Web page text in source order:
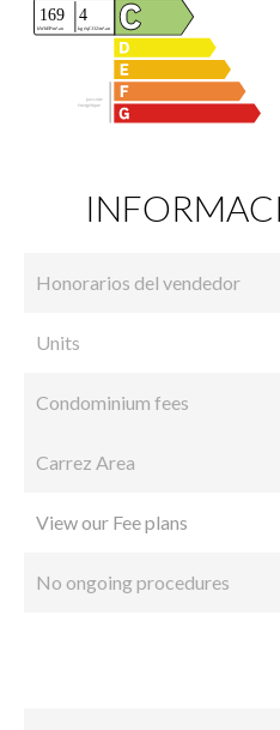
Honorarios del vendedor
Units
Condominium fees
Carrez Area
View our Fee plans
No ongoing procedures